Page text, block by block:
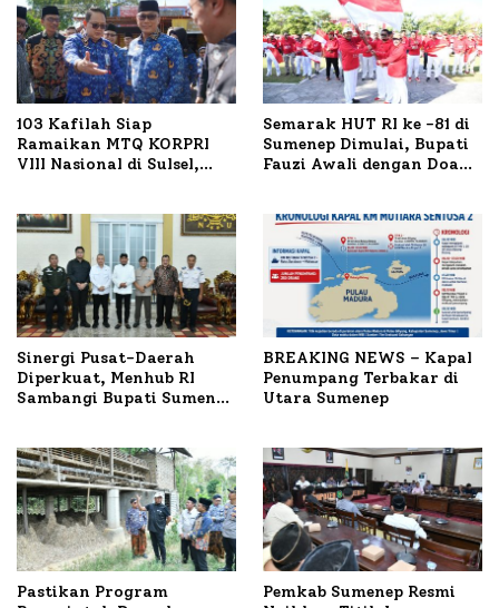
103 Kafilah Siap
Ramaikan MTQ KORPRI
VIII Nasional di Sulsel,
Semarak HUT RI ke -81 di
Sumenep Dimulai, Bupati
Fauzi Awali dengan Doa
Sinergi Pusat-Daerah
Diperkuat, Menhub RI
Sambangi Bupati Sumenep
BREAKING NEWS – Kapal
Penumpang Terbakar di
Utara Sumenep
Pastikan Program
Pemkab Sumenep Resmi